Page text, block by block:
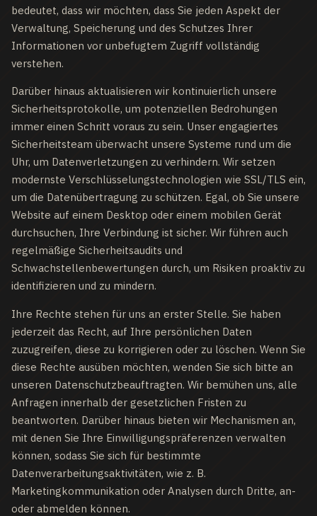
bedeutet, dass wir möchten, dass Sie jeden Aspekt der
Verwaltung, Speicherung und des Schutzes Ihrer
Informationen vor unbefugtem Zugriff vollständig
verstehen.
Darüber hinaus aktualisieren wir kontinuierlich unsere
Sicherheitsprotokolle, um potenziellen Bedrohungen
immer einen Schritt voraus zu sein. Unser engagiertes
Sicherheitsteam überwacht unsere Systeme rund um die
Uhr, um Datenverletzungen zu verhindern. Wir setzen
modernste Verschlüsselungstechnologien wie SSL/TLS ein,
um die Datenübertragung zu schützen. Egal, ob Sie unsere
Website auf einem Desktop oder einem mobilen Gerät
durchsuchen, Ihre Verbindung ist sicher. Wir führen auch
regelmäßige Sicherheitsaudits und
Schwachstellenbewertungen durch, um Risiken proaktiv zu
identifizieren und zu mindern.
Ihre Rechte stehen für uns an erster Stelle. Sie haben
jederzeit das Recht, auf Ihre persönlichen Daten
zuzugreifen, diese zu korrigieren oder zu löschen. Wenn Sie
diese Rechte ausüben möchten, wenden Sie sich bitte an
unseren Datenschutzbeauftragten. Wir bemühen uns, alle
Anfragen innerhalb der gesetzlichen Fristen zu
beantworten. Darüber hinaus bieten wir Mechanismen an,
mit denen Sie Ihre Einwilligungspräferenzen verwalten
können, sodass Sie sich für bestimmte
Datenverarbeitungsaktivitäten, wie z. B.
Marketingkommunikation oder Analysen durch Dritte, an-
oder abmelden können.